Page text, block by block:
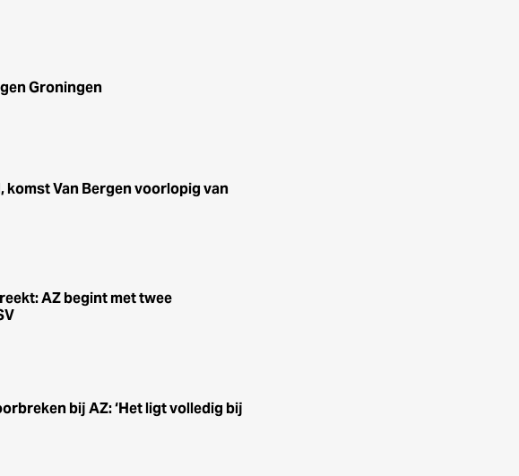
Groningen
komst Van Bergen voorlopig van
AZ begint met twee
bij AZ: ‘Het ligt volledig bij